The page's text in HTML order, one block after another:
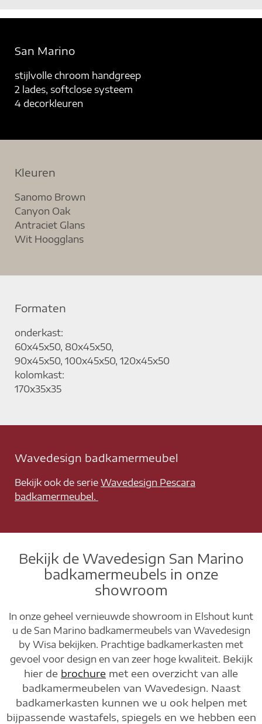
San Marino
stijlvolle chroom handgreep
2 lades, softclose systeem
4 decorkleuren
Kleuren
Sanomo Brown
Canyon Oak
Antraciet Glans
Wit Hoogglans
Formaten
onderkast:
60x45x50, 80x45x50,
90x45x50, 100x45x50, 120x45x50
kolomkast:
170x35x35
Wavedesign badkamermeubel
Bekijk ook de serie Wavedesign Pescara
badkamermeubel.
Bekijk de Wavedesign San Marino
badkamermeubels in onze
showroom
In onze geheel vernieuwde showroom in Elshout kunt
u de San Marino badkamermeubels van Wavedesign
by Wisa bekijken. Prachtige badkamerkasten met
gevoel voor design en van zeer hoge kwaliteit. Bekijk
hier de brochure met een overzicht van alle
badkamermeubelen van Wavedesign. Naast
badkamerkasten kunnen we u ook helpen met
bijpassende wastafels, spiegels en we hebben een